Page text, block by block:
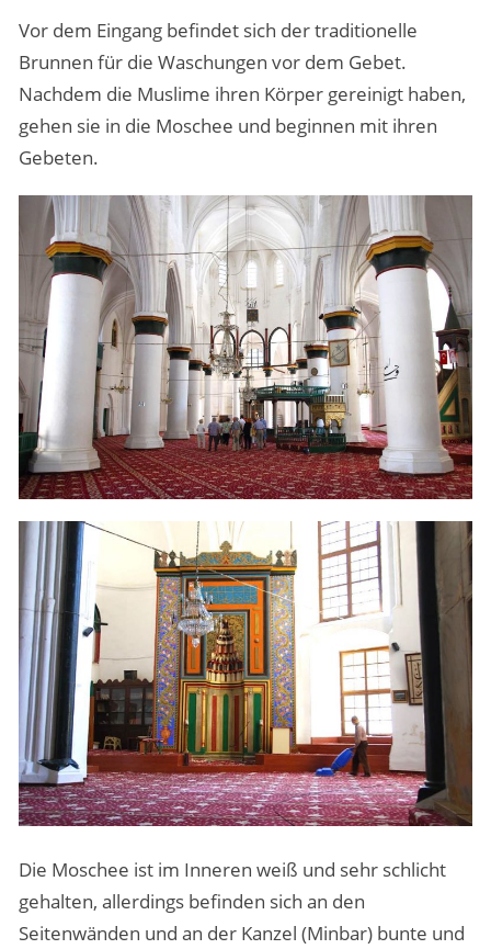
Vor dem Eingang befindet sich der traditionelle
Brunnen für die Waschungen vor dem Gebet.
Nachdem die Muslime ihren Körper gereinigt haben,
gehen sie in die Moschee und beginnen mit ihren
Gebeten.
Die Moschee ist im Inneren weiß und sehr schlicht
gehalten, allerdings befinden sich an den
Seitenwänden und an der Kanzel (Minbar) bunte und